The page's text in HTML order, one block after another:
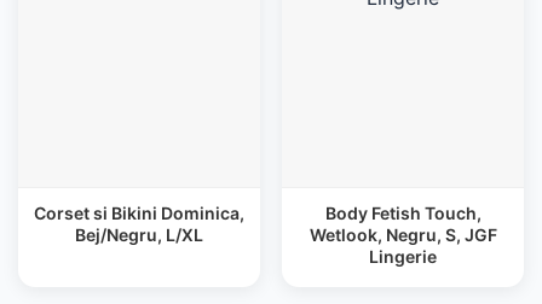
Corset si Bikini Dominica,
Bej/Negru, L/XL
Body Fetish Touch,
Wetlook, Negru, S, JGF
Lingerie